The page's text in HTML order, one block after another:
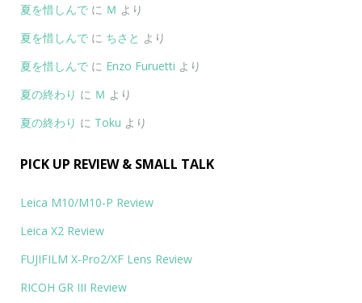
夏を惜しんで に Ｍ より
夏を惜しんで に ちさと より
夏を惜しんで に Enzo Furuetti より
夏の終わり に Ｍ より
夏の終わり に Toku より
PICK UP REVIEW & SMALL TALK
Leica M10/M10-P Review
Leica X2 Review
FUJIFILM X-Pro2/XF Lens Review
RICOH GR III Review